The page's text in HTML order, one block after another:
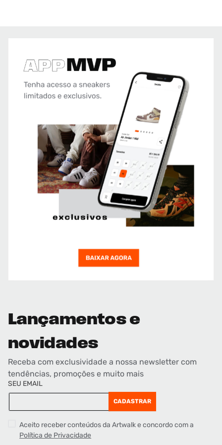
Lançamentos e
novidades
Receba com exclusividade a nossa newsletter com
tendências, promoções e muito mais
SEU EMAIL
CADASTRAR
Aceito receber conteúdos da Artwalk e concordo com a
Política de Privacidade